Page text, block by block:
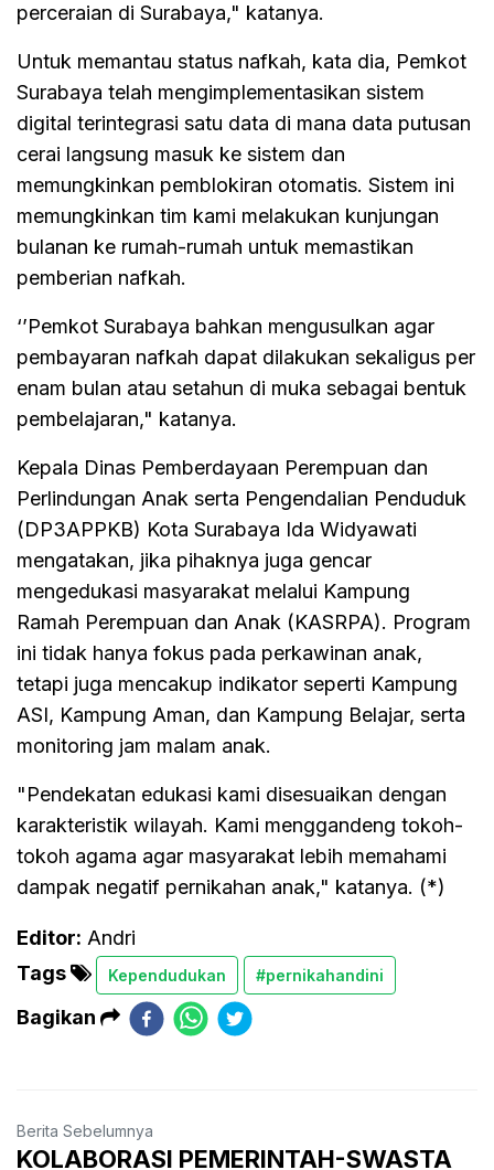
perceraian di Surabaya," katanya.
Untuk memantau status nafkah, kata dia, Pemkot
Surabaya telah mengimplementasikan sistem
digital terintegrasi satu data di mana data putusan
cerai langsung masuk ke sistem dan
memungkinkan pemblokiran otomatis. Sistem ini
memungkinkan tim kami melakukan kunjungan
bulanan ke rumah-rumah untuk memastikan
pemberian nafkah.
‘’Pemkot Surabaya bahkan mengusulkan agar
pembayaran nafkah dapat dilakukan sekaligus per
enam bulan atau setahun di muka sebagai bentuk
pembelajaran," katanya.
Kepala Dinas Pemberdayaan Perempuan dan
Perlindungan Anak serta Pengendalian Penduduk
(DP3APPKB) Kota Surabaya Ida Widyawati
mengatakan, jika pihaknya juga gencar
mengedukasi masyarakat melalui Kampung
Ramah Perempuan dan Anak (KASRPA). Program
ini tidak hanya fokus pada perkawinan anak,
tetapi juga mencakup indikator seperti Kampung
ASI, Kampung Aman, dan Kampung Belajar, serta
monitoring jam malam anak.
"Pendekatan edukasi kami disesuaikan dengan
karakteristik wilayah. Kami menggandeng tokoh-
tokoh agama agar masyarakat lebih memahami
dampak negatif pernikahan anak," katanya. (*)
Editor: Andri
Tags
Kependudukan #pernikahandini
Bagikan
Berita Sebelumnya
KOLABORASI PEMERINTAH-SWASTA